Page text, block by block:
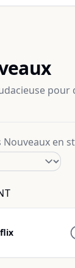
pour
Nouveaux en